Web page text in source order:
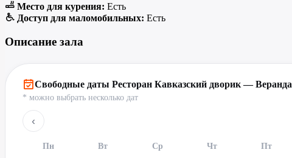
Место для курения: Есть
Доступ для маломобильных: Есть
Описание зала
Свободные даты Ресторан Кавказский дворик — Веранда
* можно выбрать несколько дат
‹
Пн Вт Ср Чт Пт